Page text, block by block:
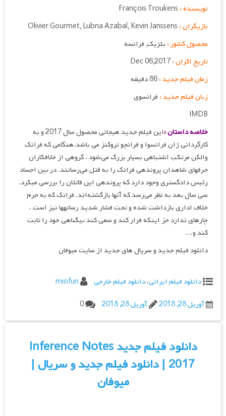
نویسنده : François Troukens
بازیگران :
محصول کشور : بلژیک, فرانسه
تاریخ اکران :
زمان فیلم جدید :
زبان فیلم جدید : فرانسوی
IMDB
خلاصه داستان :
این فیلم جدید هیجانی محصول سال 2017 و به
کارگردانی ژان فرانسوا و فرانچو تروکنز می باشد.هنگامی که فرانک
والکن مرتکب اشتباهی بسیار بزرگ می‌شود ، گروهی از خلافکاران
حرفه‎ای شاهدان پرونده‎ی فرانک را به قتل می‌رسانند. در بین اجساد
رئیس دادگستری وجود دارد که پرونده‎ی این قاتلان را بررسی می‎کرد.
سی سال بعد به نظر می‌رسد که آنها بازگشته‌اند. فرانک که به جرم
خلاف اداری بازداشت شده و تحت فشار شدید رسانه‎ها نیز است ،
چاره‎ای ندارد جز اینکه فرار کند و سعی کند بی‎گناهی خود را ثابت
کند و…
دانلود فیلم جدید و سریال های جدید از سایت میوفان
دانلود فیلم ایرانی،دانلود فیلم خارجی
miofun
آوریل 28, 2018
آوریل 28, 2018 0
دانلود فیلم جدید Inference Notes
2017 | دانلود فیلم جدید و سریال |
میوفان